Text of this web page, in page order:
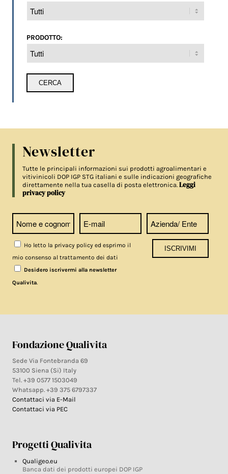
PRODOTTO:
Newsletter
Tutte le principali informazioni sui prodotti agroalimentari e
vitivinicoli DOP IGP STG italiani e sulle indicazioni geografiche
direttamente nella tua casella di posta elettronica.Leggi
privacy policy
Ho letto la privacy policy ed esprimo il
mio consenso al trattamento dei dati
Desidero iscrivermi alla newsletter
Qualivita.
Fondazione Qualivita
Sede Via Fontebranda 69
53100 Siena (Si) Italy
Tel. +39 0577 1503049
Whatsapp. +39 375 6797337
Contattaci via E-Mail
Contattaci via PEC
Progetti Qualivita
Qualigeo.eu
Banca dati dei prodotti europei DOP IGP